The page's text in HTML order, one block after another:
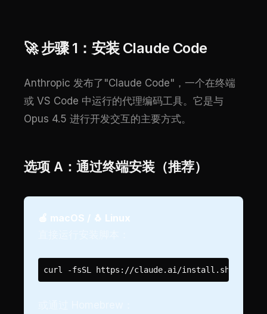
🚀 步骤 1：安装 Claude Code
Anthropic 发布了"Claude Code"，一个在终端
或 VS Code 中运行的代理编码工具。它是与
Opus 4.5 进行开发交互的主要方式。
选项 A：通过终端安装（推荐）
🍎 macOS / 🐧 Linux
curl -fsSL https://claude.ai/install.sh | bash